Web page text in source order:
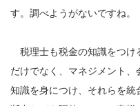
す。調べようがないですね。
税理士も税金の知識をつけ
だけでなく、マネジメント
知識を身につけ、それらを統